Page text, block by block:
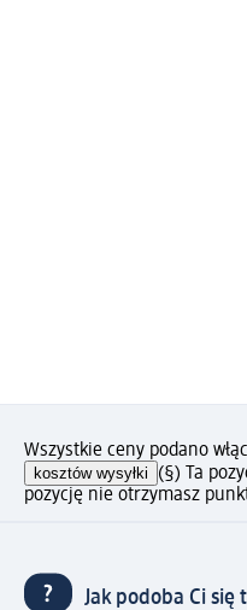
Wszystkie ceny podano
kosztów wysyłki (§) Ta
pozycję nie otrzymasz
Jak podoba Ci się